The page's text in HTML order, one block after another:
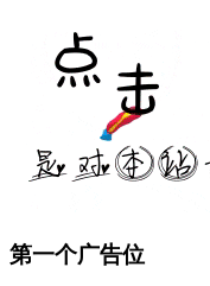
第一个广告位